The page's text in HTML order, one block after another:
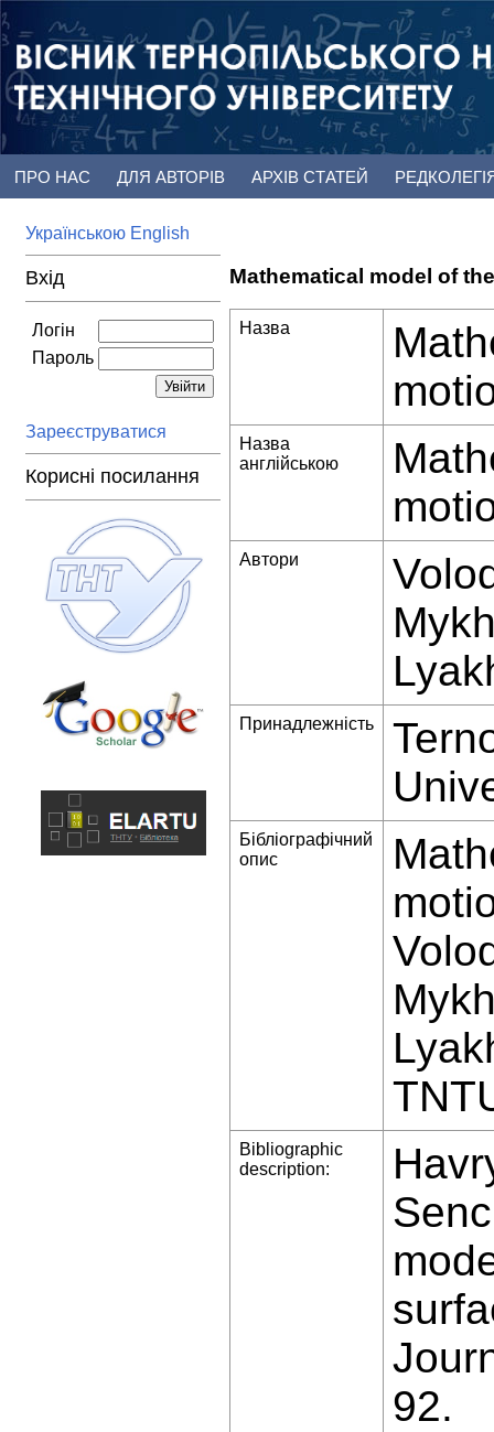
ПРО НАС ДЛЯ АВТОРІВ АРХІВ СТАТЕЙ
Українською English
Вхід
Логін
Пароль
Зареєструватися
Корисні посилання
Mathematical model of
Назва
Назва
англійською
Автори
Принадлежність
Бібліографічний
опис
Bibliographic
description:
92.